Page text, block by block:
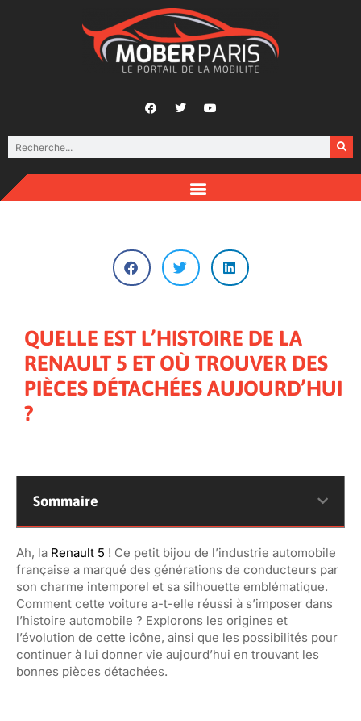
QUELLE EST L’HISTOIRE DE LA
RENAULT 5 ET OÙ TROUVER DES
PIÈCES DÉTACHÉES AUJOURD’HUI
?
Sommaire
Ah, la Renault 5 ! Ce petit bijou de l’industrie automobile
française a marqué des générations de conducteurs par
son charme intemporel et sa silhouette emblématique.
Comment cette voiture a-t-elle réussi à s’imposer dans
l’histoire automobile ? Explorons les origines et
l’évolution de cette icône, ainsi que les possibilités pour
continuer à lui donner vie aujourd’hui en trouvant les
bonnes pièces détachées.